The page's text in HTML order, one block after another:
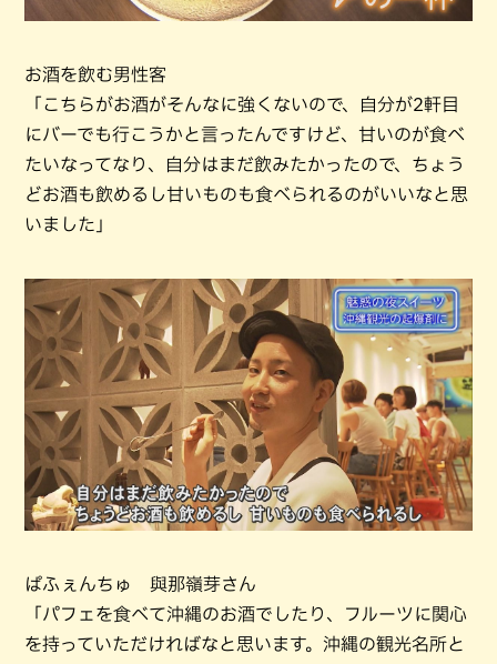
お酒を飲む男性客
「こちらがお酒がそんなに強くないので、自分が2軒目
にバーでも行こうかと言ったんですけど、甘いのが食べ
たいなってなり、自分はまだ飲みたかったので、ちょう
どお酒も飲めるし甘いものも食べられるのがいいなと思
いました」
ぱふぇんちゅ 與那嶺芽さん
「パフェを食べて沖縄のお酒でしたり、フルーツに関心
を持っていただければなと思います。沖縄の観光名所と